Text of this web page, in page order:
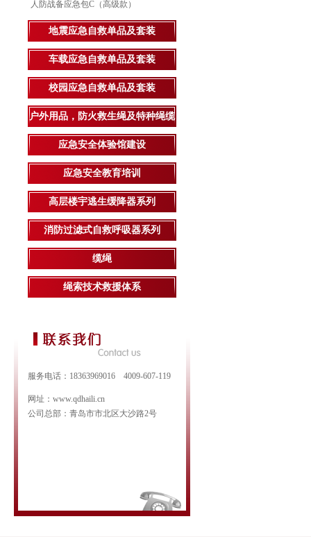
人防战备应急包C（高级款）
地震应急自救单品及套装
车载应急自救单品及套装
校园应急自救单品及套装
户外用品，防火救生绳及特种绳缆
应急安全体验馆建设
应急安全教育培训
高层楼宇逃生缓降器系列
消防过滤式自救呼吸器系列
缆绳
绳索技术救援体系
服务电话：18363969016 4009-607-119
网址：www.qdhaili.cn
公司总部：青岛市市北区大沙路2号